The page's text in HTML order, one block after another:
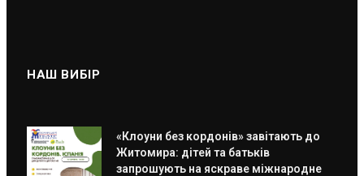
НАШ ВИБІР
«Клоуни без кордонів» завітають до
Житомира: дітей та батьків
запрошують на яскраве міжнародне